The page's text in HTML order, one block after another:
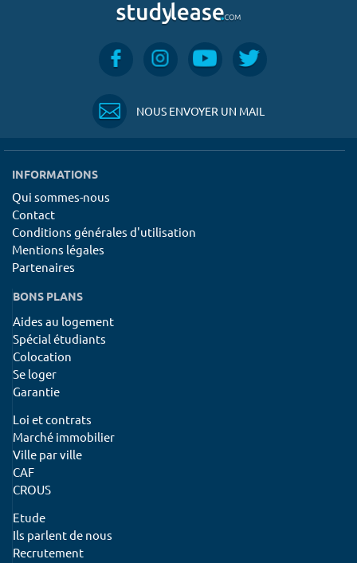
NOUS ENVOYER UN MAIL
INFORMATIONS
Qui sommes-nous
Contact
Conditions générales d'utilisation
Mentions légales
Partenaires
BONS PLANS
Aides au logement
Spécial étudiants
Colocation
Se loger
Garantie
Loi et contrats
Marché immobilier
Ville par ville
CAF
CROUS
Etude
Ils parlent de nous
Recrutement